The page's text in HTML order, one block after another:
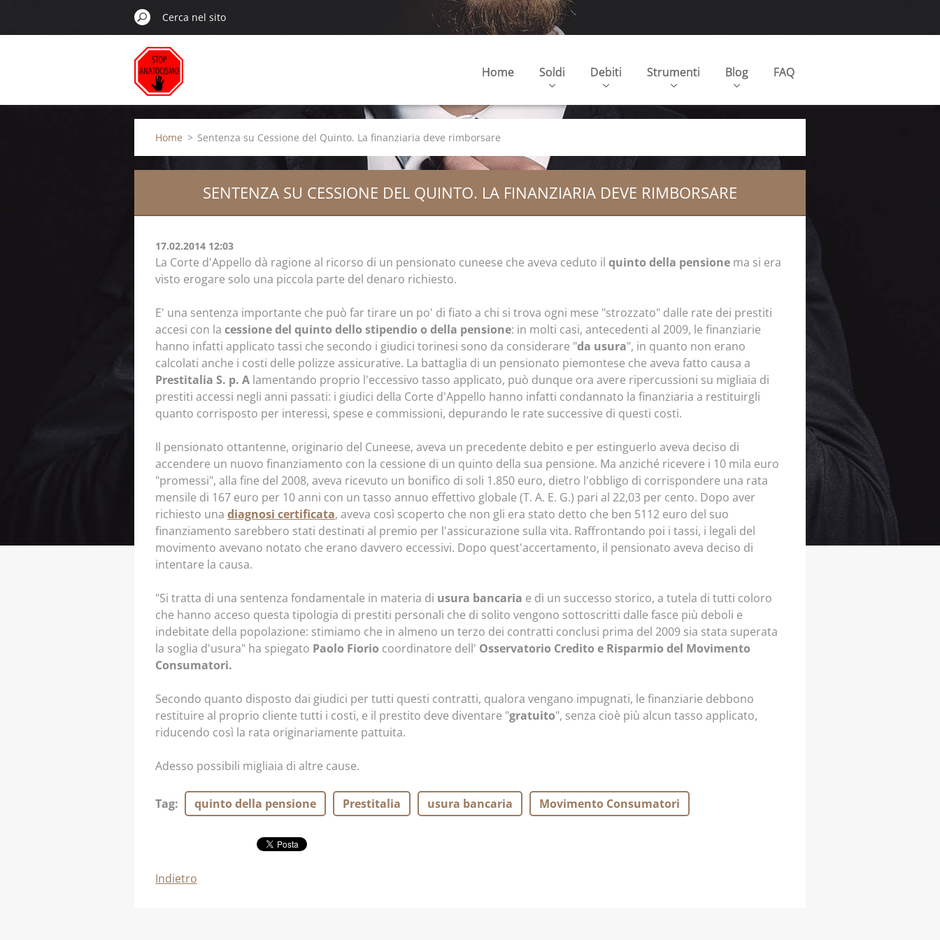
Home Soldi Debiti Strumenti Blog FAQ
Home > Sentenza su Cessione del Quinto. La finanziaria deve rimborsare
SENTENZA SU CESSIONE DEL QUINTO. LA FINANZIARIA DEVE RIMBORSARE
17.02.2014 12:03
La Corte d'Appello dà ragione al ricorso di un pensionato cuneese che aveva ceduto il quinto della pensione ma si era
visto erogare solo una piccola parte del denaro richiesto.
E' una sentenza importante che può far tirare un po' di fiato a chi si trova ogni mese "strozzato" dalle rate dei prestiti
accesi con la cessione del quinto dello stipendio o della pensione: in molti casi, antecedenti al 2009, le finanziarie
hanno infatti applicato tassi che secondo i giudici torinesi sono da considerare "da usura", in quanto non erano
calcolati anche i costi delle polizze assicurative. La battaglia di un pensionato piemontese che aveva fatto causa a
Prestitalia S. p. A lamentando proprio l'eccessivo tasso applicato, può dunque ora avere ripercussioni su migliaia di
prestiti accessi negli anni passati: i giudici della Corte d'Appello hanno infatti condannato la finanziaria a restituirgli
quanto corrisposto per interessi, spese e commissioni, depurando le rate successive di questi costi.
Il pensionato ottantenne, originario del Cuneese, aveva un precedente debito e per estinguerlo aveva deciso di
accendere un nuovo finanziamento con la cessione di un quinto della sua pensione. Ma anziché ricevere i 10 mila euro
"promessi", alla fine del 2008, aveva ricevuto un bonifico di soli 1.850 euro, dietro l'obbligo di corrispondere una rata
mensile di 167 euro per 10 anni con un tasso annuo effettivo globale (T. A. E. G.) pari al 22,03 per cento. Dopo aver
richiesto una diagnosi certificata, aveva così scoperto che non gli era stato detto che ben 5112 euro del suo
finanziamento sarebbero stati destinati al premio per l'assicurazione sulla vita. Raffrontando poi i tassi, i legali del
movimento avevano notato che erano davvero eccessivi. Dopo quest'accertamento, il pensionato aveva deciso di
intentare la causa.
"Si tratta di una sentenza fondamentale in materia di usura bancaria e di un successo storico, a tutela di tutti coloro
che hanno acceso questa tipologia di prestiti personali che di solito vengono sottoscritti dalle fasce più deboli e
indebitate della popolazione: stimiamo che in almeno un terzo dei contratti conclusi prima del 2009 sia stata superata
la soglia d'usura" ha spiegato Paolo Fiorio coordinatore dell' Osservatorio Credito e Risparmio del Movimento
Consumatori.
Secondo quanto disposto dai giudici per tutti questi contratti, qualora vengano impugnati, le finanziarie debbono
restituire al proprio cliente tutti i costi, e il prestito deve diventare "gratuito", senza cioè più alcun tasso applicato,
riducendo così la rata originariamente pattuita.
Adesso possibili migliaia di altre cause.
Tag: quinto della pensione Prestitalia usura bancaria Movimento Consumatori
Indietro